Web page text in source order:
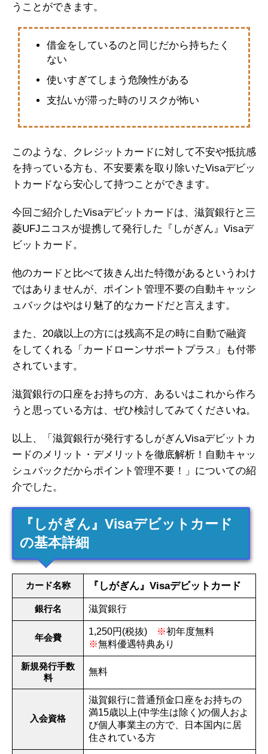
うことができます。
借金をしているのと同じだから持ちたく
ない
使いすぎてしまう危険性がある
支払いが滞った時のリスクが怖い
このような、クレジットカードに対して不安や抵抗感
を持っている方も、不安要素を取り除いたVisaデビッ
トカードなら安心して持つことができます。
今回ご紹介したVisaデビットカードは、滋賀銀行と三
菱UFJニコスが提携して発行した『しがぎん』Visaデ
ビットカード。
他のカードと比べて抜きん出た特徴があるというわけ
ではありませんが、ポイント管理不要の自動キャッシ
ュバックはやはり魅了的なカードだと言えます。
また、20歳以上の方には残高不足の時に自動で融資
をしてくれる「カードローンサポートプラス」も付帯
されています。
滋賀銀行の口座をお持ちの方、あるいはこれから作ろ
うと思っている方は、ぜひ検討してみてくださいね。
以上、「滋賀銀行が発行するしがぎんVisaデビットカ
ードのメリット・デメリットを徹底解析！自動キャッ
シュバックだからポイント管理不要！」についての紹
介でした。
『しがぎん』Visaデビットカード
の基本詳細
カード名称 『しがぎん』Visaデビットカード
銀行名 滋賀銀行
年会費
1,250円(税抜) ※初年度無料
※無料優遇特典あり
新規発行手数
料
無料
入会資格
滋賀銀行に普通預金口座をお持ちの
満15歳以上(中学生は除く)の個人およ
び個人事業主の方で、日本国内に居
住されている方